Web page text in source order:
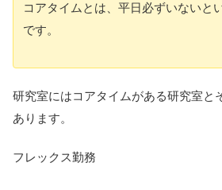
コアタイムとは、平日必ずいないと
です。
研究室にはコアタイムがある研究室と
あります。
フレックス勤務